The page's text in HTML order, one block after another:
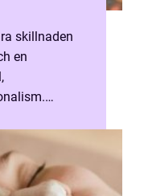
skillnaden
en